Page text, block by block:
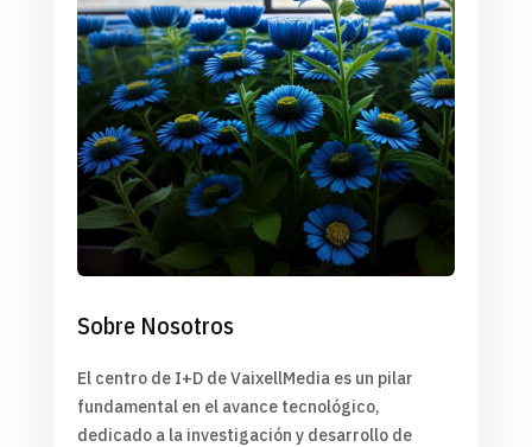
Sobre Nosotros
El centro de I+D de VaixellMedia es un pilar
fundamental en el avance tecnológico,
dedicado a la investigación y desarrollo de